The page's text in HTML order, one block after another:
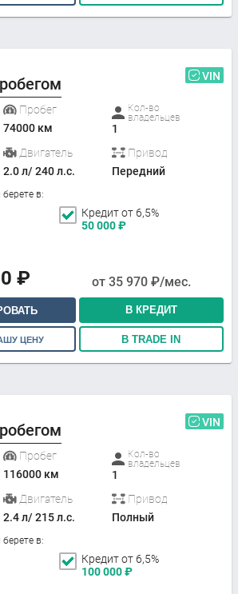
VIN
Пробег
74000 км
Кол-во
владельцев
1
Двигатель
2.0 л/ 240 л.с.
Привод
Передний
в:
Кредит от 6,5%
50 000₽
₽ от 35 970 ₽/мес.
В КРЕДИТ
ЦЕНУ В TRADE IN
VIN
Пробег
116000 км
Кол-во
владельцев
1
Двигатель
2.4 л/ 215 л.с.
Привод
Полный
в:
Кредит от 6,5%
100 000₽